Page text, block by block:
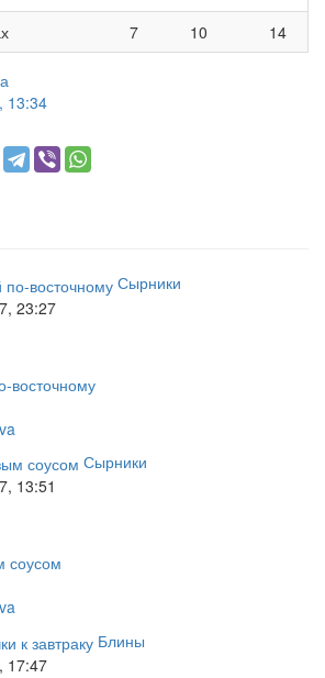
7 10 14
13:34
Сырники
23:27
восточному
Сырники
13:51
соусом
Блины
17:47